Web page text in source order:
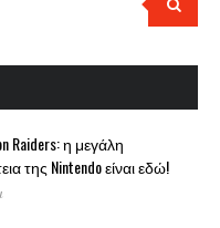
Raiders: η μεγάλη
της Nintendo είναι εδώ!